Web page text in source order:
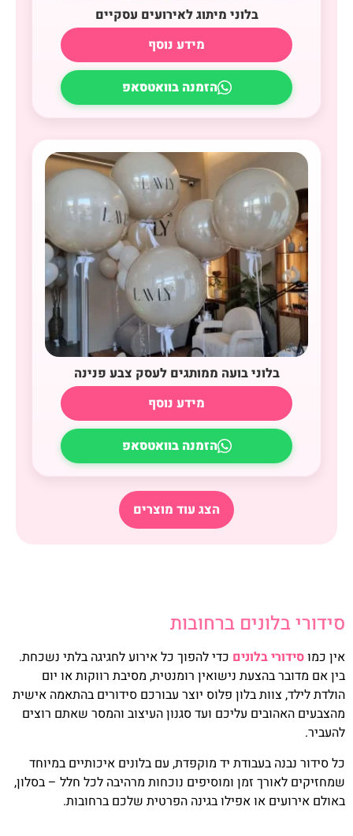
בלוני מיתוג לאירועים עסקיים
מידע נוסף
הזמנה בוואטסאפ
בלוני בועה ממותגים לעסק צבע פנינה
מידע נוסף
הזמנה בוואטסאפ
הצג עוד מוצרים
סידורי בלונים ברחובות
אין כמוסידורי בלונים כדי להפוך כל אירוע לחגיגה בלתי נשכחת.
בין אם מדובר בהצעת נישואין רומנטית, מסיבת רווקות או יום
הולדת לילד, צוות בלון פלוס יוצר עבורכם סידורים בהתאמה אישית
מהצבעים האהובים עליכם ועד סגנון העיצוב והמסר שאתם רוצים
להעביר.
כל סידור נבנה בעבודת יד מוקפדת, עם בלונים איכותיים במיוחד
שמחזיקים לאורך זמן ומוסיפים נוכחות מרהיבה לכל חלל – בסלון,
באולם אירועים או אפילו בגינה הפרטית שלכם ברחובות.